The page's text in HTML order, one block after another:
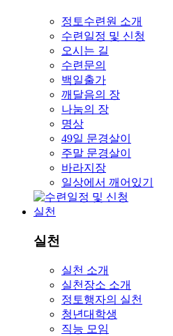
정토수련원 소개
수련일정 및 신청
오시는 길
수련문의
백일출가
깨달음의 장
나눔의 장
명상
49일 문경살이
주말 문경살이
바라지장
일상에서 깨어있기
실천
실천
실천 소개
실천장소 소개
정토행자의 실천
청년대학생
직능 모임